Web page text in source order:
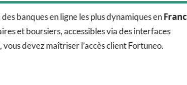
des banques en ligne les plus dynamiques en
et boursiers, accessibles via des interfaces
devez maîtriser l’accès client Fortuneo.